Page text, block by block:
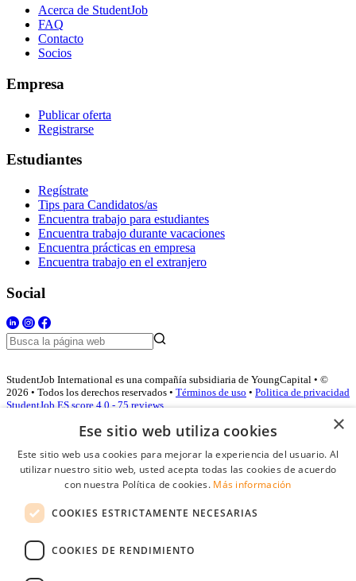
Acerca de StudentJob
FAQ
Contacto
Socios
Empresa
Publicar oferta
Registrarse
Estudiantes
Regístrate
Tips para Candidatos/as
Encuentra trabajo para estudiantes
Encuentra trabajo durante vacaciones
Encuentra prácticas en empresa
Encuentra trabajo en el extranjero
Social
StudentJob International es una compañía subsidiaria de YoungCapital • ©
2026 • Todos los derechos reservados • Términos de uso • Politica de privacidad
StudentJob ES score 4.0 - 75 reviews
Acceso empresas
Contraseña
Recordarme
×
Ese sitio web utiliza cookies
Este sitio web usa cookies para mejorar la experiencia del usuario. Al
utilizar nuestro sitio web, usted acepta todas las cookies de acuerdo
con nuestra Política de cookies. Más información
COOKIES ESTRICTAMENTE NECESARIAS
COOKIES DE RENDIMIENTO